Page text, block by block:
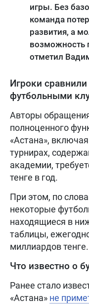
игры. Без
команда
развития, а
возможность
отметил
Игроки
футбольными
Авторы
полноценного
«Астана»,
турнирах,
академии,
тенге в год.
При этом, по
некоторые
находящиеся в
таблицы,
миллиардов тенге.
Что известно о
Ранее стало
«Астана» не